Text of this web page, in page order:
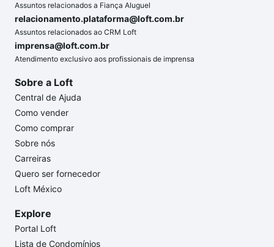
Assuntos relacionados a Fiança Aluguel
relacionamento.plataforma@loft.com.br
Assuntos relacionados ao CRM Loft
imprensa@loft.com.br
Atendimento exclusivo aos profissionais de imprensa
Sobre a Loft
Central de Ajuda
Como vender
Como comprar
Sobre nós
Carreiras
Quero ser fornecedor
Loft México
Explore
Portal Loft
Lista de Condomínios